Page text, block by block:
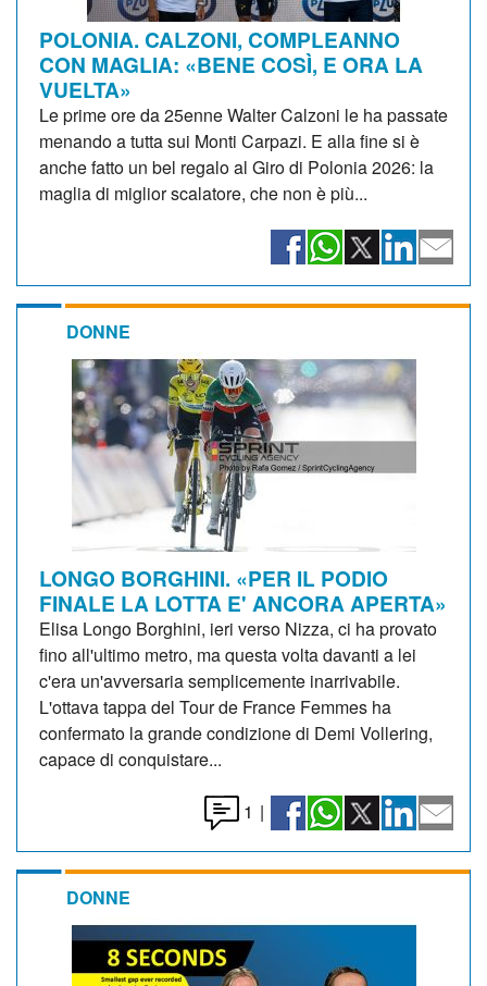
POLONIA. CALZONI, COMPLEANNO
CON MAGLIA: «BENE COSÌ, E ORA LA
VUELTA»
Le prime ore da 25enne Walter Calzoni le ha passate
menando a tutta sui Monti Carpazi. E alla fine si è
anche fatto un bel regalo al Giro di Polonia 2026: la
maglia di miglior scalatore, che non è più...
DONNE
LONGO BORGHINI. «PER IL PODIO
FINALE LA LOTTA E' ANCORA APERTA»
Elisa Longo Borghini, ieri verso Nizza, ci ha provato
fino all'ultimo metro, ma questa volta davanti a lei
c'era un'avversaria semplicemente inarrivabile.
L'ottava tappa del Tour de France Femmes ha
confermato la grande condizione di Demi Vollering,
capace di conquistare...
1 |
DONNE